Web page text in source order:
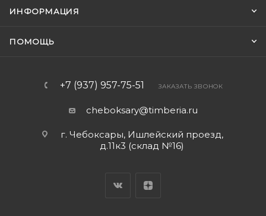
ИНФОРМАЦИЯ
ПОМОЩЬ
+7 (937) 957-75-51 ЗАКАЗАТЬ ЗВОНОК
cheboksary@timberia.ru
г. Чебоксары, Ишлейский проезд,
д.11к3 (склад №16)